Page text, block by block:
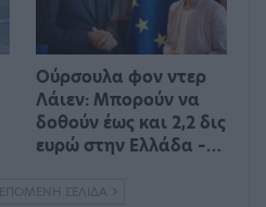
Ούρσουλα φον ντερ
Λάιεν: Μπορούν να
δοθούν έως και 2,2 δις
ευρώ στην Ελλάδα –…
ΕΠΌΜΕΝΗ ΣΕΛΊΔΑ